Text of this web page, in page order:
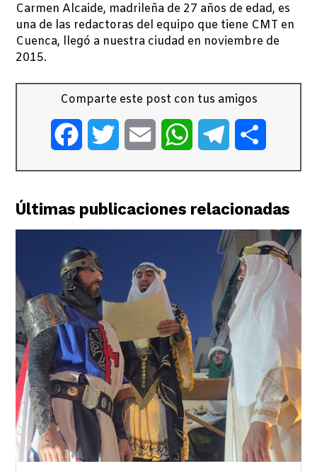
Carmen Alcaide, madrileña de 27 años de edad, es
una de las redactoras del equipo que tiene CMT en
Cuenca, llegó a nuestra ciudad en noviembre de
2015.
Comparte este post con tus amigos
FacebookTwitter Email WhatsAppTelegram
Últimas publicaciones relacionadas